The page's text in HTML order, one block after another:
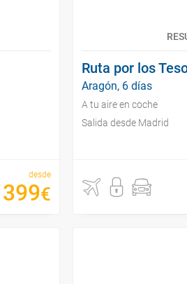
desde
399€
Ruta por los
Aragón, 6 días
A tu aire en coche
Salida desde Madrid